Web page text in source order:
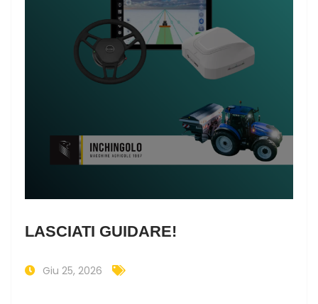
LASCIATI GUIDARE!
Giu 25, 2026